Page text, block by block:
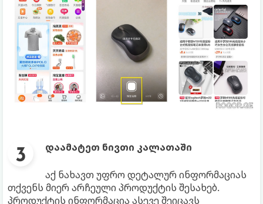
დაამატეთ ნივთი კალათაში
აქ ნახავთ უფრო დეტალურ ინფორმაციას
თქვენს მიერ არჩეული პროდუქტის შესახებ.
პროდუქტის ინფორმაცია ასევე შეიცავს